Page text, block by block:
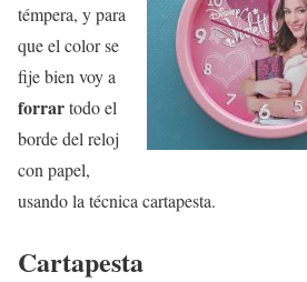
témpera, y para
que el color se
fije bien voy a
forrartodo el
borde del reloj
con papel,
usando la técnica cartapesta.
Cartapesta